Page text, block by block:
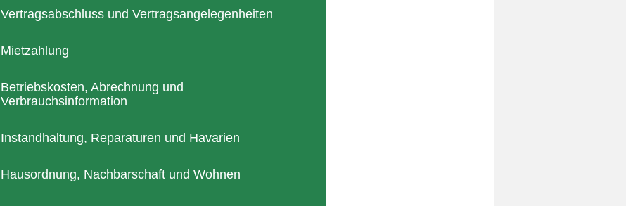
Vertragsabschluss und Vertragsangelegenheiten
Mietzahlung
Betriebskosten, Abrechnung und
Verbrauchsinformation
Instandhaltung, Reparaturen und Havarien
Hausordnung, Nachbarschaft und Wohnen